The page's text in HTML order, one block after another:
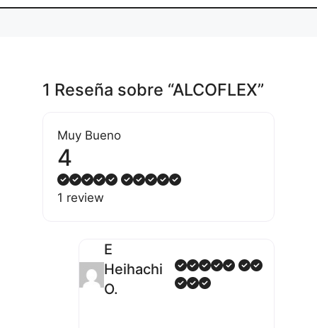
1 Reseña sobre “ALCOFLEX”
Muy Bueno
4
1 review
E
Heihachi
O.